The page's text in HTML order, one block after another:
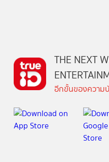
THE NEXT
อีกขั้นของความ